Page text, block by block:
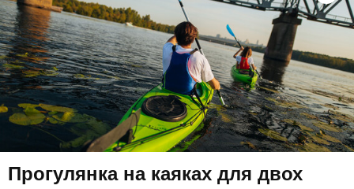
Прогулянка на каяках для двох